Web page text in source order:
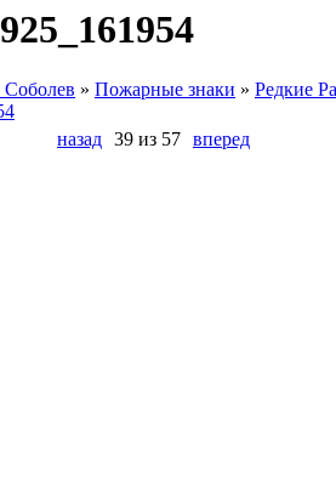
Соболев » Пожарные знаки » Редкие
назад 39 из 57 вперед